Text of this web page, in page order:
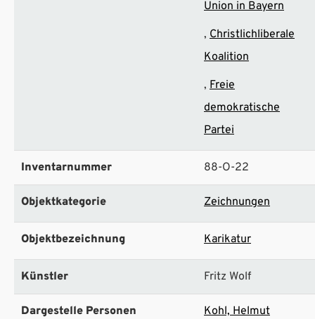
Union in Bayern
Christlichliberale
Koalition
Freie
demokratische
Partei
Inventarnummer 88-O-22
Objektkategorie Zeichnungen
Objektbezeichnung Karikatur
Künstler Fritz Wolf
Dargestelle Personen
Kohl, Helmut